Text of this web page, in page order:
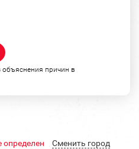
объяснения причин в
определен Cменить город